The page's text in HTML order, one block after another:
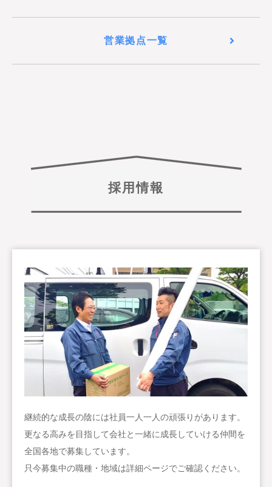
営業拠点一覧
採用情報
継続的な成長の陰には社員一人一人の頑張りがあります。
更なる高みを目指して会社と一緒に成長していける仲間を
全国各地で募集しています。
只今募集中の職種・地域は詳細ページでご確認ください。